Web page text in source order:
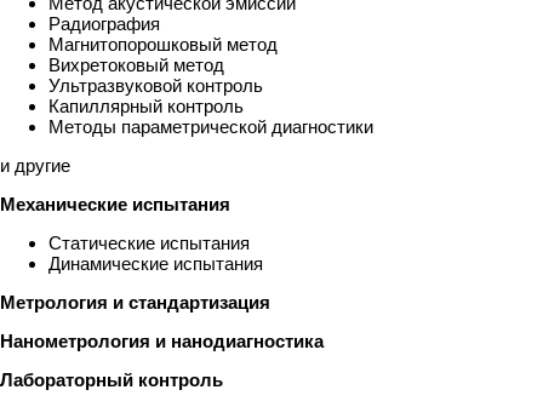
Радиография
Магнитопорошковый метод
Вихретоковый метод
Ультразвуковой контроль
Капиллярный контроль
Методы параметрической диагностики
и другие
Механические испытания
Статические испытания
Динамические испытания
Метрология и стандартизация
Нанометрология и нанодиагностика
Лабораторный контроль